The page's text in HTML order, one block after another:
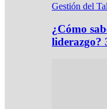
Gestión del
¿Cómo
liderazgo?